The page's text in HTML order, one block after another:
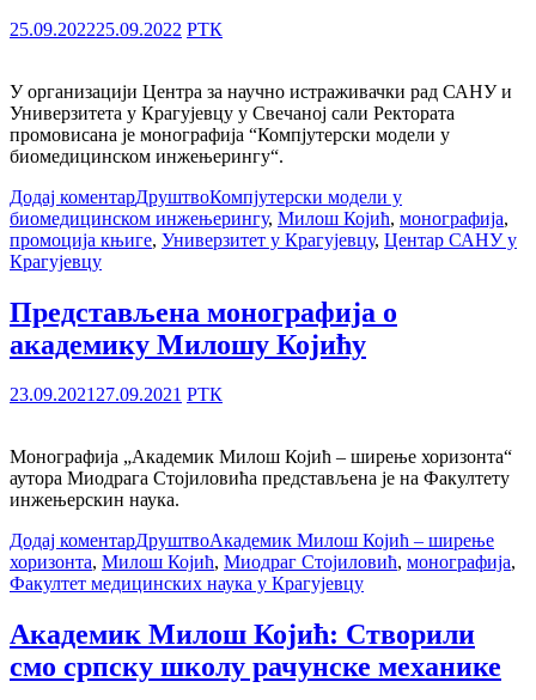
25.09.202225.09.2022 РТК
У организацији Центра за научно истраживачки рад САНУ и
Универзитета у Крагујевцу у Свечаној сали Ректората
промовисана је монографија “Компјутерски модели у
биомедицинском инжењерингу“.
Додај коментарДруштвоКомпјутерски модели у
биомедицинском инжењерингу, Милош Којић, монографија,
промоција књиге, Универзитет у Крагујевцу, Центар САНУ у
Крагујевцу
Представљена монографија о
академику Милошу Којићу
23.09.202127.09.2021 РТК
Монографија „Академик Милош Којић – ширење хоризонта“
аутора Миодрага Стојиловића представљена је на Факултету
инжењерскин наука.
Додај коментарДруштвоАкадемик Милош Којић – ширење
хоризонта, Милош Којић, Миодраг Стојиловић, монографија,
Факултет медицинских наука у Крагујевцу
Академик Милош Којић: Створили
смо српску школу рачунске механике